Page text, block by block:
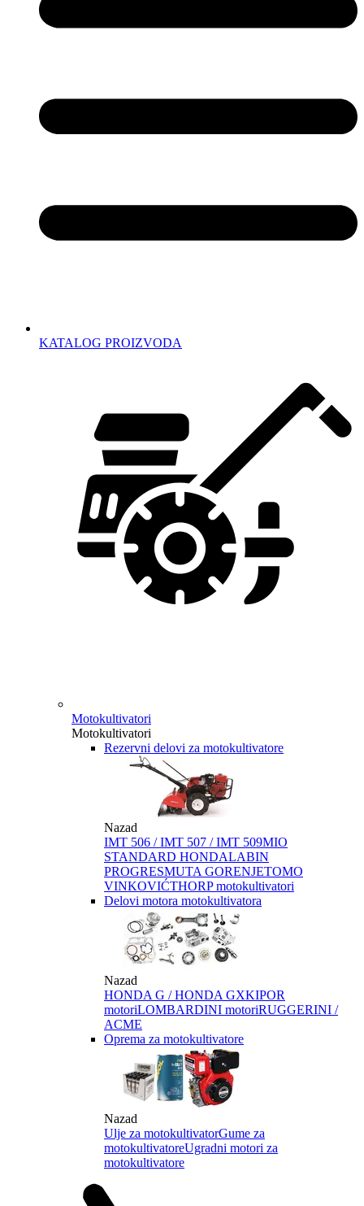
KATALOG PROIZVODA
Motokultivatori
Motokultivatori
Rezervni delovi za motokultivatore
Nazad
IMT 506 / IMT 507 / IMT 509MIO
STANDARD HONDALABIN
PROGRESMUTA GORENJETOMO
VINKOVIĆTHORP motokultivatori
Delovi motora motokultivatora
Nazad
HONDA G / HONDA GXKIPOR
motoriLOMBARDINI motoriRUGGERINI /
ACME
Oprema za motokultivatore
Nazad
Ulje za motokultivatorGume za
motokultivatoreUgradni motori za
motokultivatore